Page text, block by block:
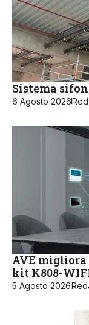
Sistema
6 Agosto 2026
AVE migliora
kit K808-
5 Agosto 2026